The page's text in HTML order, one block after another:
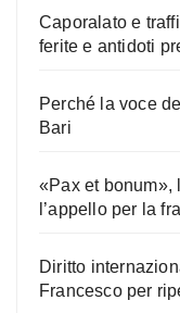
Caporalato e
ferite e antidoti
Perché la voce
Bari
«Pax et bonum»,
l’appello per la
Diritto
Francesco per